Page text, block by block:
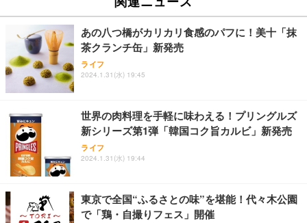
あの八つ橋がカリカリ食感のパフに！美十「抹
茶クランチ缶」新発売
ライフ
2024.1.31(水) 19:45
世界の肉料理を手軽に味わえる！プリングルズ
新シリーズ第1弾「韓国コク旨カルビ」新発売
ライフ
2024.1.31(水) 19:44
東京で全国“ふるさとの味”を堪能！代々木公園
で「鶏・自撮りフェス」開催